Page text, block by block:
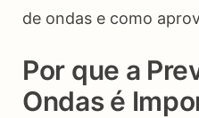
de ondas e como
Por que a
Ondas é